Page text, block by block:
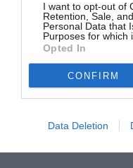
I want to opt-out of
Retention, Sale,
Personal Data that
Purposes for which
Opted In
CONFIRM
Data Deletion
αιθέρια Όλγα
τρομερή
Τζανουδάκη που
της ζωής. Στο
και πιο
κρουστά ο